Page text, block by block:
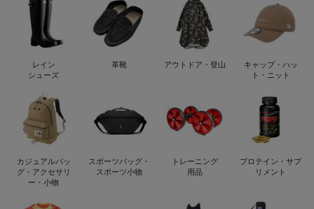
レイン
シューズ
革靴 アウトドア・登山
キャップ・ハッ
ト・ニット
カジュアルバッ
グ・アクセサリ
ー・小物
スポーツバッグ・
スポーツ小物
トレーニング
用品
プロテイン・サプ
リメント